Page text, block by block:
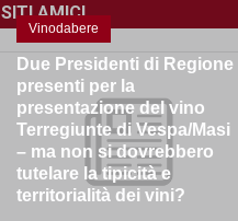
SITI AMICI
Vinodabere
Due Presidenti di Regione
presenti per la
presentazione del vino
Terregiunte di Vespa/Masi
– ma non si dovrebbero
tutelare la tipicità e
territorialità dei vini?